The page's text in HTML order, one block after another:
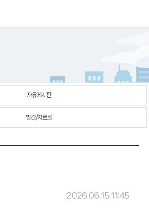
자유게시판
발간/자료실
2026.06.15 11:45